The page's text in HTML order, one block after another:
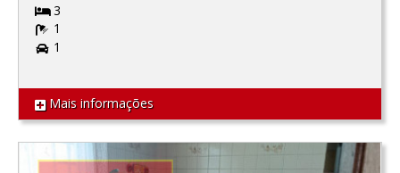
3
1
1
Mais informações